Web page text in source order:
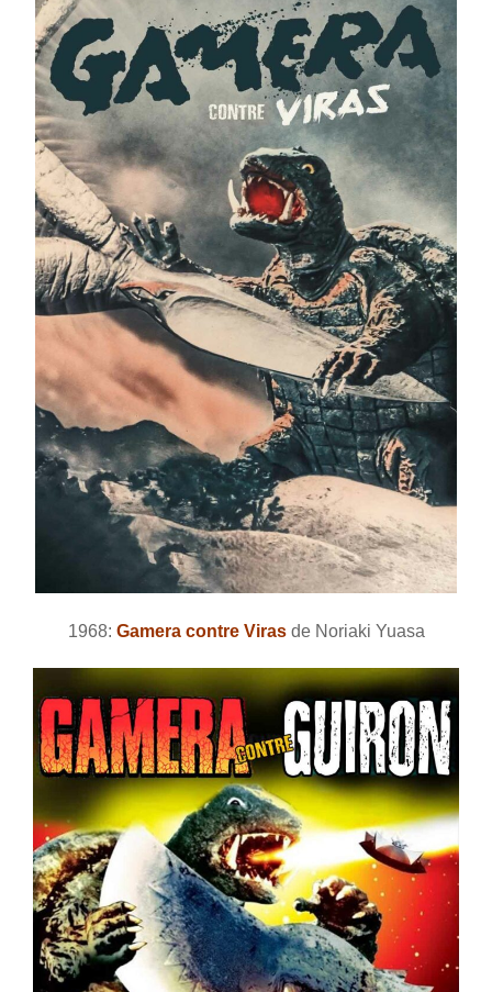
1968: Gamera contre Virasde Noriaki Yuasa